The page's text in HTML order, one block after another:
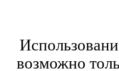
возможно